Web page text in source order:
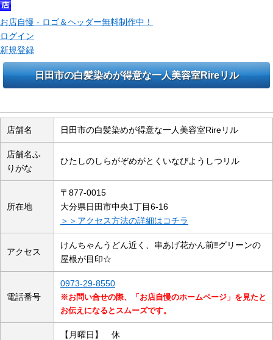
お店自慢 - ロゴ＆ヘッダー無料制作中！
ログイン
新規登録
日田市の白髪染めが得意な一人美容室Rireリル
店舗名 日田市の白髪染めが得意な一人美容室Rireリル
店舗名ふ
りがな
ひたしのしらがぞめがとくいなびようしつリル
所在地
〒877-0015
大分県日田市中央1丁目6-16
＞＞アクセス方法の詳細はコチラ
アクセス
けんちゃんうどん近く、串あげ花かん前‼︎グリーンの
屋根が目印☆
電話番号
0973-29-8550
※お問い合せの際、「お店自慢のホームページ」を見たと
お伝えになるとスムーズです。
【月曜日】 休